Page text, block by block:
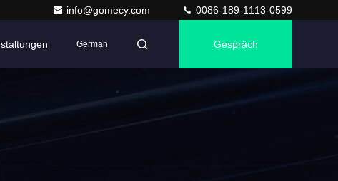
info@gomecy.com 0086-189-1113-0599
German Gespräch